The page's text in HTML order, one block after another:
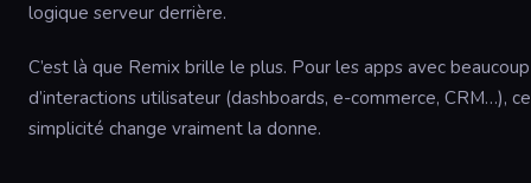
logique serveur derrière.
C’est là que Remix brille le plus. Pour les apps avec beaucoup
d’interactions utilisateur (dashboards, e-commerce, CRM…),
simplicité change vraiment la donne.